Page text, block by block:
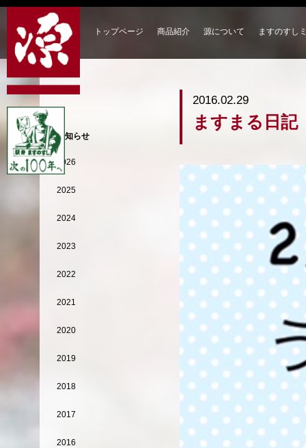
トップページ 商品紹介 源について ますのすし
2016.02.29
ますまる日記
お知らせ
2026
2025
2024
2023
2022
2021
2020
2019
2018
2017
2016